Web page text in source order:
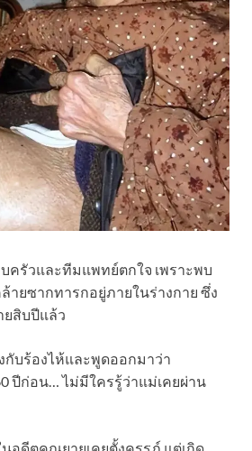
ครัวและทีมแพทย์ตกใจ เพราะพบ
ยซากทารกอยู่ภายในร่างกาย ซึ่ง
สิบปีแล้ว
บร้องไห้และพูดออกมาว่า
ปีก่อน… ไม่มีใครรู้ว่าแม่เคยผ่าน